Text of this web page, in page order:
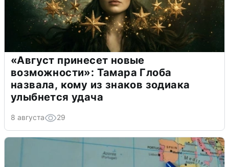
«Август принесет новые
возможности»: Тамара Глоба
назвала, кому из знаков зодиака
улыбнется удача
8 августа 29